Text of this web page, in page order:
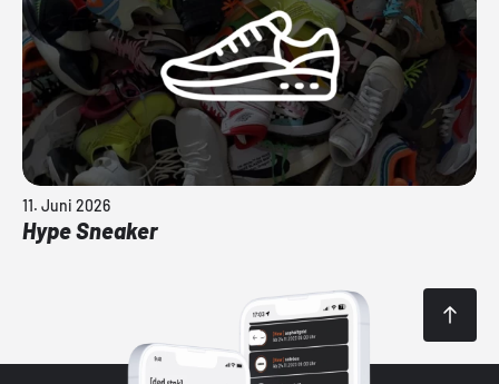
11. Juni 2026
Hype Sneaker